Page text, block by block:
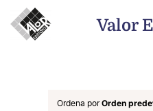
contenido
Valor
NovedadesOrdena porOrden